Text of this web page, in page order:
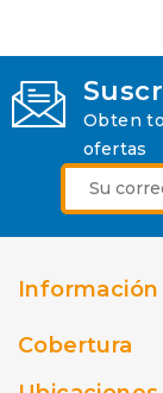
Obten
ofertas
Información
Cobertura